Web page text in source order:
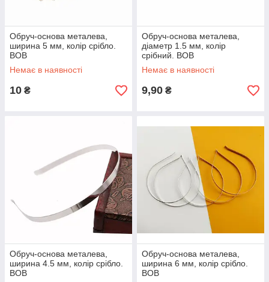
Обруч-основа металева,
ширина 5 мм, колір срібло.
ВОВ
Немає в наявності
10 ₴
Обруч-основа металева,
діаметр 1.5 мм, колір
срібний. ВОВ
Немає в наявності
9,90 ₴
Обруч-основа металева,
ширина 4.5 мм, колір срібло.
ВОВ
Обруч-основа металева,
ширина 6 мм, колір срібло.
ВОВ